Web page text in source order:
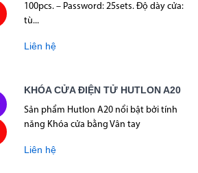
100pcs. – Password: 25sets. Độ dày cửa:
tù...
Liên hệ
KHÓA CỬA ĐIỆN TỬ HUTLON A20
Sản phẩm Hutlon A20 nổi bật bởi tính
năng Khóa cửa bằng Vân tay
Liên hệ